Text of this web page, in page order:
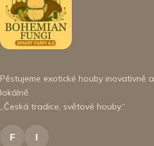
Pěstujeme exotické houby inovativně a
lokálně.
„Česká tradice, světové houby.“
F I